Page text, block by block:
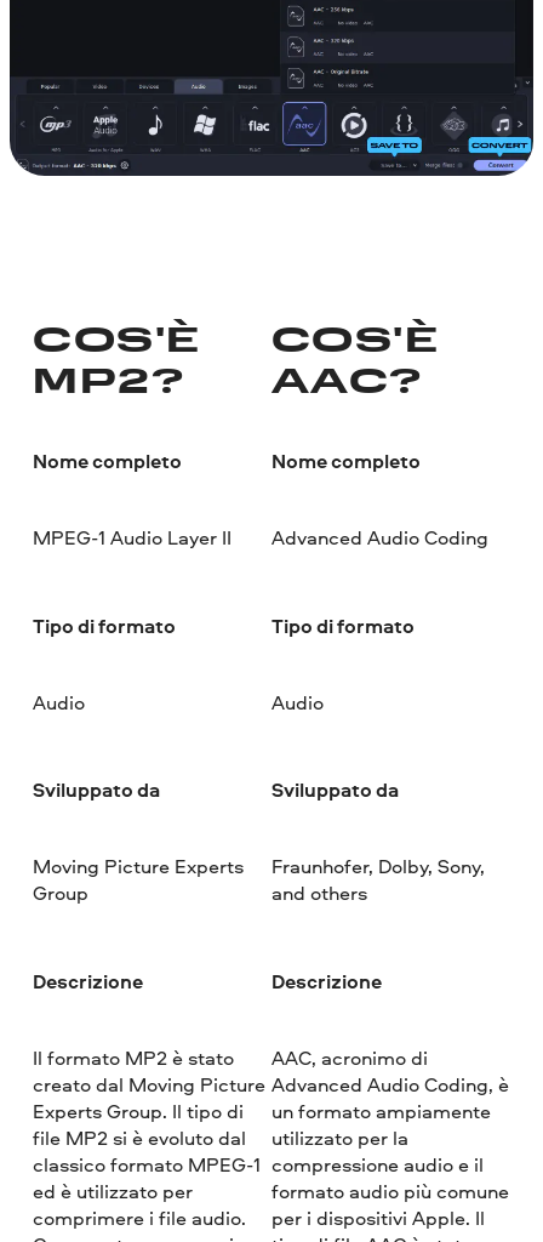
COS'È
MP2?
Nome completo
MPEG-1 Audio Layer II
Tipo di formato
Audio
Sviluppato da
Moving Picture Experts
Group
Descrizione
Il formato MP2 è stato
creato dal Moving Picture
Experts Group. Il tipo di
file MP2 si è evoluto dal
classico formato MPEG-1
ed è utilizzato per
comprimere i file audio.
COS'È
AAC?
Nome completo
Advanced Audio Coding
Tipo di formato
Audio
Sviluppato da
Fraunhofer, Dolby, Sony,
and others
Descrizione
AAC, acronimo di
Advanced Audio Coding, è
un formato ampiamente
utilizzato per la
compressione audio e il
formato audio più comune
per i dispositivi Apple. Il